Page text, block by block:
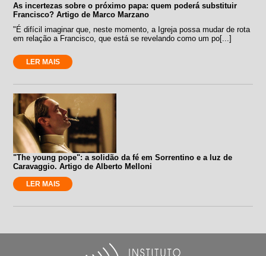
As incertezas sobre o próximo papa: quem poderá substituir
Francisco? Artigo de Marco Marzano
"É difícil imaginar que, neste momento, a Igreja possa mudar de rota
em relação a Francisco, que está se revelando como um po[...]
LER MAIS
"The young pope": a solidão da fé em Sorrentino e a luz de
Caravaggio. Artigo de Alberto Melloni
LER MAIS